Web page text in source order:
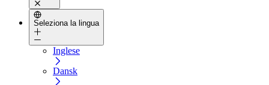
Seleziona la lingua
Inglese
Dansk